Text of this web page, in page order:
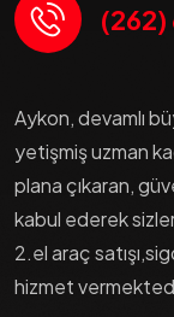
(262)
Aykon, devamlı
yetişmiş uzman
plana çıkaran,
kabul ederek
2.el araç
hizmet